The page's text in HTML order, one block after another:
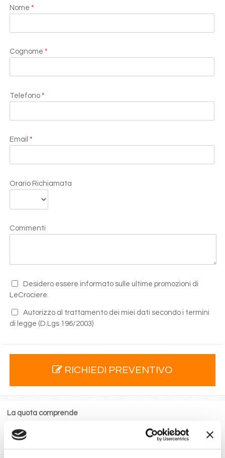
Nome *
Cognome *
Telefono *
Email *
Orario Richiamata
Commenti
Desidero essere informato sulle ultime promozioni di
LeCrociere.
Autorizzo al trattamento dei miei dati secondo i termini
di legge (D.Lgs 196/2003)
RICHIEDI PREVENTIVO
La quota comprende
La sistemazione nella cabina prescelta dotata di ogni
comfort: servizi privati, aria condizionata, telefono, TV